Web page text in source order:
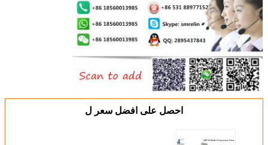
احصل على افضل سعر ل